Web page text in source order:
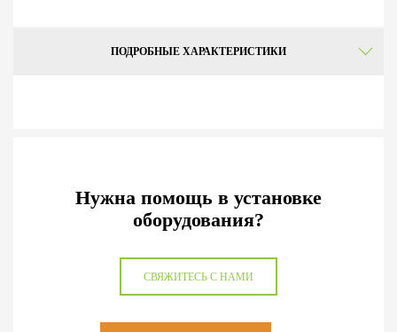
ПОДРОБНЫЕ ХАРАКТЕРИСТИКИ
Нужна помощь в установке
оборудования?
СВЯЖИТЕСЬ С НАМИ